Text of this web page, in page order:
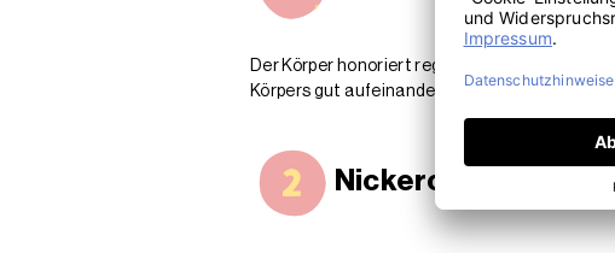
Der Körper honoriert regelmäßige Aufsteh-
Körpers gut aufeinander abstimmen. Das gilt
Nickerchen – der